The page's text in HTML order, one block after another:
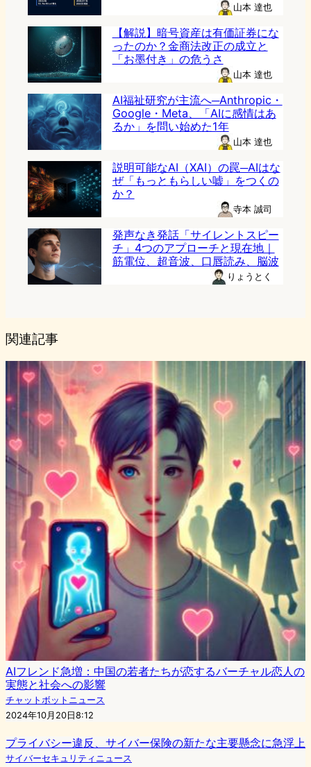
山本 達也
【解説】暗号資産は有価証券にな
ったのか？金商法改正の成立と
「お墨付き」の危うさ
山本 達也
AI福祉研究が主流へ─Anthropic・
Google・Meta、「AIに感情はあ
るか」を問い始めた1年
山本 達也
説明可能なAI（XAI）の罠─AIはな
ぜ「もっともらしい嘘」をつくの
か？
寺本 誠司
発声なき発話「サイレントスピー
チ」4つのアプローチと現在地｜
筋電位、超音波、口唇読み、脳波
りょうとく
関連記事
AIフレンド急増：中国の若者たちが恋するバーチャル恋人の
実態と社会への影響
チャットボットニュース
2024年10月20日8:12
プライバシー違反、サイバー保険の新たな主要懸念に急浮上
サイバーセキュリティニュース